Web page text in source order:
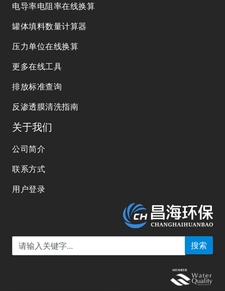
电导率电阻率在线换算
罐体填料数量计算器
压力单位在线换算
更多在线工具
排放标准查询
反渗透膜清洗指南
关于我们
公司简介
联系方式
用户登录
搜索